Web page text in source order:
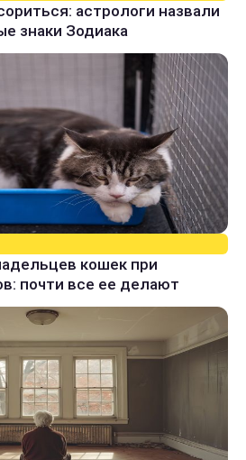
астрологи назвали
знаки Зодиака
кошек при
почти все ее делают